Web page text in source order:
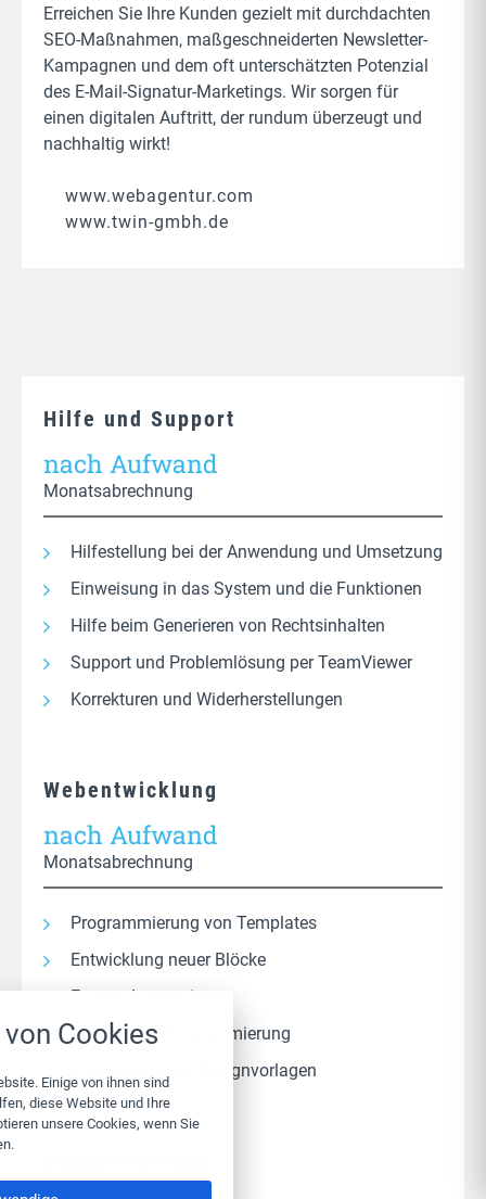
Erreichen Sie Ihre Kunden gezielt mit durchdachten
SEO-Maßnahmen, maßgeschneiderten Newsletter-
Kampagnen und dem oft unterschätzten Potenzial
des E-Mail-Signatur-Marketings. Wir sorgen für
einen digitalen Auftritt, der rundum überzeugt und
nachhaltig wirkt!
www.webagentur.com
www.twin-gmbh.de
Hilfe und Support
nach Aufwand
Monatsabrechnung
Hilfestellung bei der Anwendung und Umsetzung
Einweisung in das System und die Funktionen
Hilfe beim Generieren von Rechtsinhalten
Support und Problemlösung per TeamViewer
Korrekturen und Widerherstellungen
Webentwicklung
nach Aufwand
Monatsabrechnung
Programmierung von Templates
Entwicklung neuer Blöcke
Externe Integrationen
Individuelle Programmierung
Erstellung neuer Designvorlagen
Cookies
Einige von ihnen sind
diese Website und Ihre
unsere Cookies, wenn Sie
Einstellungen
folgende Kategorien zu
Notwendig